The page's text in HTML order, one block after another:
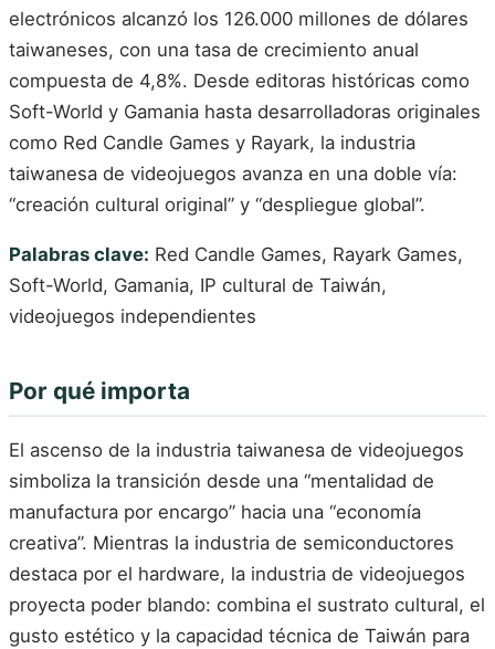
electrónicos alcanzó los 126.000 millones de dólares
taiwaneses, con una tasa de crecimiento anual
compuesta de 4,8%. Desde editoras históricas como
Soft-World y Gamania hasta desarrolladoras originales
como Red Candle Games y Rayark, la industria
taiwanesa de videojuegos avanza en una doble vía:
“creación cultural original” y “despliegue global”.
Palabras clave: Red Candle Games, Rayark Games,
Soft-World, Gamania, IP cultural de Taiwán,
videojuegos independientes
Por qué importa
El ascenso de la industria taiwanesa de videojuegos
simboliza la transición desde una “mentalidad de
manufactura por encargo” hacia una “economía
creativa”. Mientras la industria de semiconductores
destaca por el hardware, la industria de videojuegos
proyecta poder blando: combina el sustrato cultural, el
gusto estético y la capacidad técnica de Taiwán para